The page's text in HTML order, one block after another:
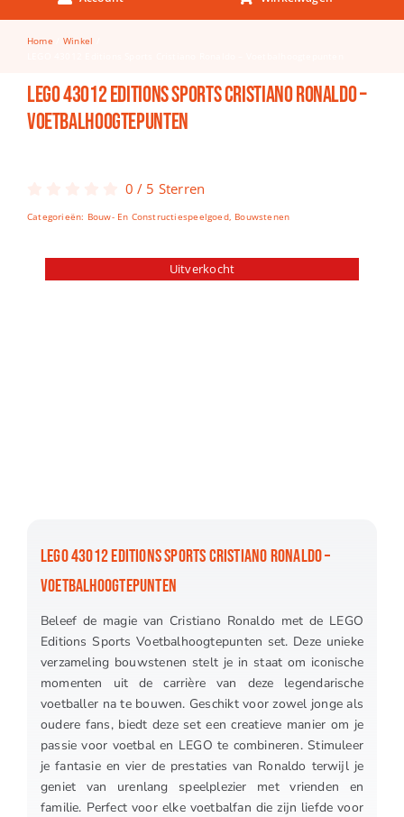
Keuken & Tafelen
Kinderfietsen
Knutselen
Woonkamer
Puzzels
Home
Winkel
LEGO 43012 Editions Sports Cristiano Ronaldo –
Voetbalhoogtepunten
0 / 5 Sterren
Categorieën: Bouw- En Constructiespeelgoed, Bouwstenen
Uitverkocht
LEGO 43012 EDITIONS SPORTS CRISTIANO RONALDO –
VOETBALHOOGTEPUNTEN
Beleef de magie van Cristiano Ronaldo met de LEGO
Editions Sports Voetbalhoogtepunten set. Deze unieke
verzameling bouwstenen stelt je in staat om iconische
momenten uit de carrière van deze legendarische
voetballer na te bouwen. Geschikt voor zowel jonge als
oudere fans, biedt deze set een creatieve manier om je
passie voor voetbal en LEGO te combineren. Stimuleer
je fantasie en vier de prestaties van Ronaldo terwijl je
geniet van urenlang speelplezier met vrienden en
familie. Perfect voor elke voetbalfan die zijn liefde voor